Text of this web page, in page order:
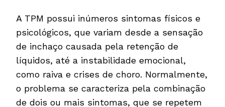
A TPM possui inúmeros sintomas físicos e
psicológicos, que variam desde a sensação
de inchaço causada pela retenção de
líquidos, até a instabilidade emocional,
como raiva e crises de choro. Normalmente,
o problema se caracteriza pela combinação
de dois ou mais sintomas, que se repetem